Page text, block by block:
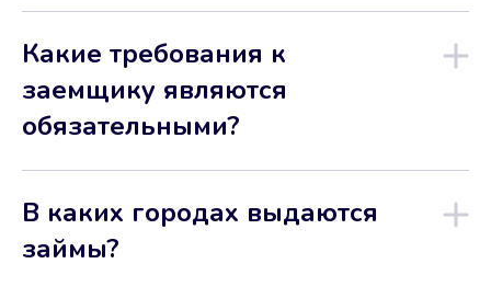
Какие требования к
заемщику являются
обязательными?
В каких городах выдаются
займы?